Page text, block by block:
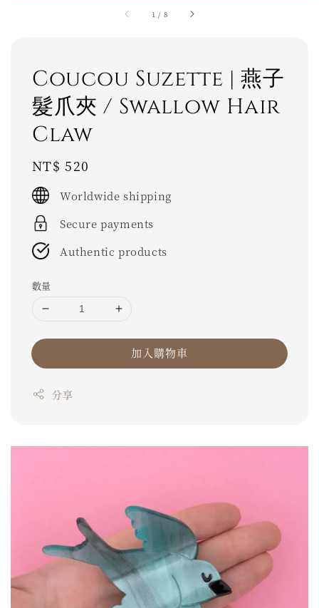
1 / 8
Coucou Suzette | 燕子
髮爪夾 / Swallow Hair
Claw
Regular
price
NT$ 520
Worldwide shipping
Secure payments
Authentic products
數量
加入購物車
分享